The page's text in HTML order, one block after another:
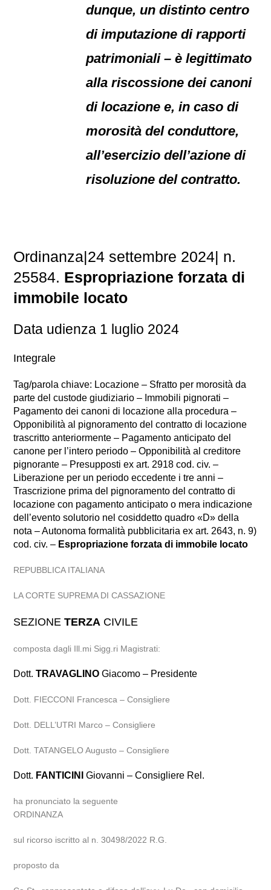
dunque, un distinto centro
di imputazione di rapporti
patrimoniali – è legittimato
alla riscossione dei canoni
di locazione e, in caso di
morosità del conduttore,
all’esercizio dell’azione di
risoluzione del contratto.
Ordinanza|24 settembre 2024| n.
25584. Espropriazione forzata di
immobile locato
Data udienza 1 luglio 2024
Integrale
Tag/parola chiave: Locazione – Sfratto per morosità da
parte del custode giudiziario – Immobili pignorati –
Pagamento dei canoni di locazione alla procedura –
Opponibilità al pignoramento del contratto di locazione
trascritto anteriormente – Pagamento anticipato del
canone per l’intero periodo – Opponibilità al creditore
pignorante – Presupposti ex art. 2918 cod. civ. –
Liberazione per un periodo eccedente i tre anni –
Trascrizione prima del pignoramento del contratto di
locazione con pagamento anticipato o mera indicazione
dell’evento solutorio nel cosiddetto quadro «D» della
nota – Autonoma formalità pubblicitaria ex art. 2643, n. 9)
cod. civ. – Espropriazione forzata di immobile locato
REPUBBLICA ITALIANA
LA CORTE SUPREMA DI CASSAZIONE
SEZIONETERZA CIVILE
composta dagli Ill.mi Sigg.ri Magistrati:
Dott.TRAVAGLINO Giacomo – Presidente
Dott. FIECCONI Francesca – Consigliere
Dott. DELL’UTRI Marco – Consigliere
Dott. TATANGELO Augusto – Consigliere
Dott. FANTICINI Giovanni – Consigliere Rel.
ha pronunciato la seguente
ORDINANZA
sul ricorso iscritto al n. 30498/2022 R.G.
proposto da